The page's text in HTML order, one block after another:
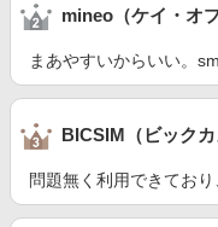
mineo（ケイ・オ
まあやすいからいい。
BICSIM（ビックカ
問題無く利用できてお